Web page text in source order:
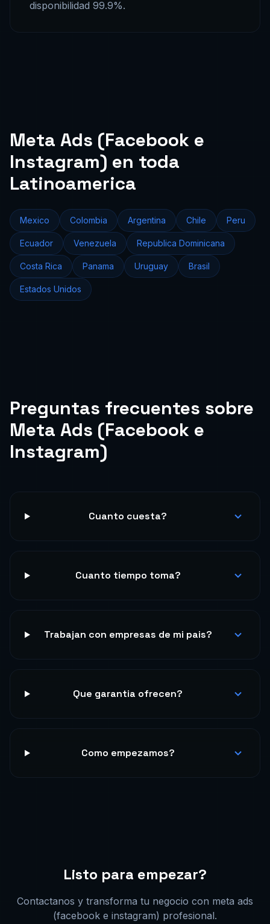
disponibilidad 99.9%.
Meta Ads (Facebook e
Instagram) en toda
Latinoamerica
Mexico Colombia Argentina Chile Peru
Ecuador Venezuela Republica Dominicana
Costa Rica Panama Uruguay Brasil
Estados Unidos
Preguntas frecuentes sobre
Meta Ads (Facebook e
Instagram)
Cuanto cuesta?
Cuanto tiempo toma?
Trabajan con empresas de mi pais?
Que garantia ofrecen?
Como empezamos?
Listo para empezar?
Contactanos y transforma tu negocio con meta ads
(facebook e instagram) profesional.